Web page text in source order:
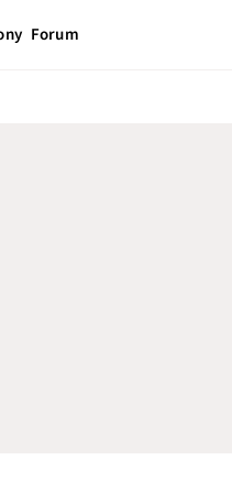
Forum